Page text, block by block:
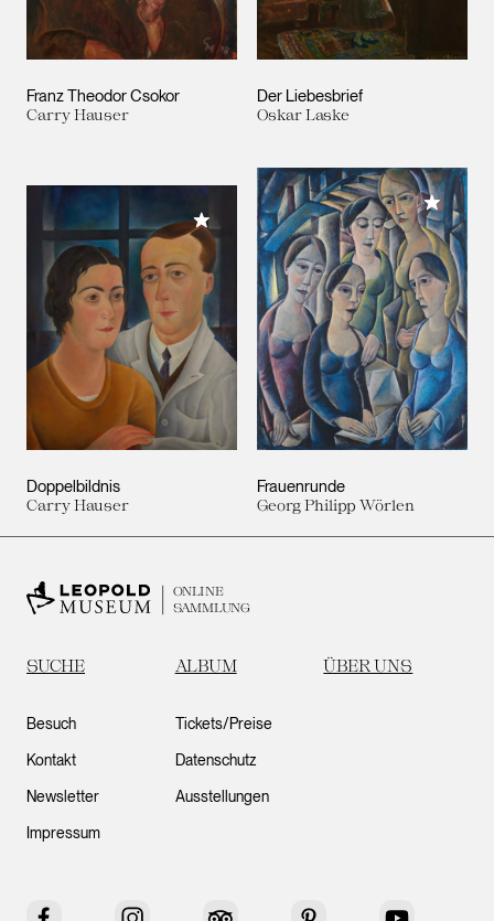
Franz Theodor Csokor
Carry Hauser
Der Liebesbrief
Oskar Laske
Doppelbildnis
Carry Hauser
Meiner Sammlung hinzufügen
Frauenrunde
Georg Philipp Wörlen
Meiner
ONLINE
SAMMLUNG
SUCHE ALBUM ÜBER UNS
Besuch
Kontakt
Newsletter
Impressum
Tickets/Preise
Datenschutz
Ausstellungen